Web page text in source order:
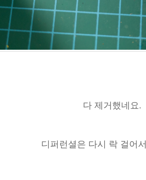
다 제거했네요.
디퍼런셜은 다시 락 걸어